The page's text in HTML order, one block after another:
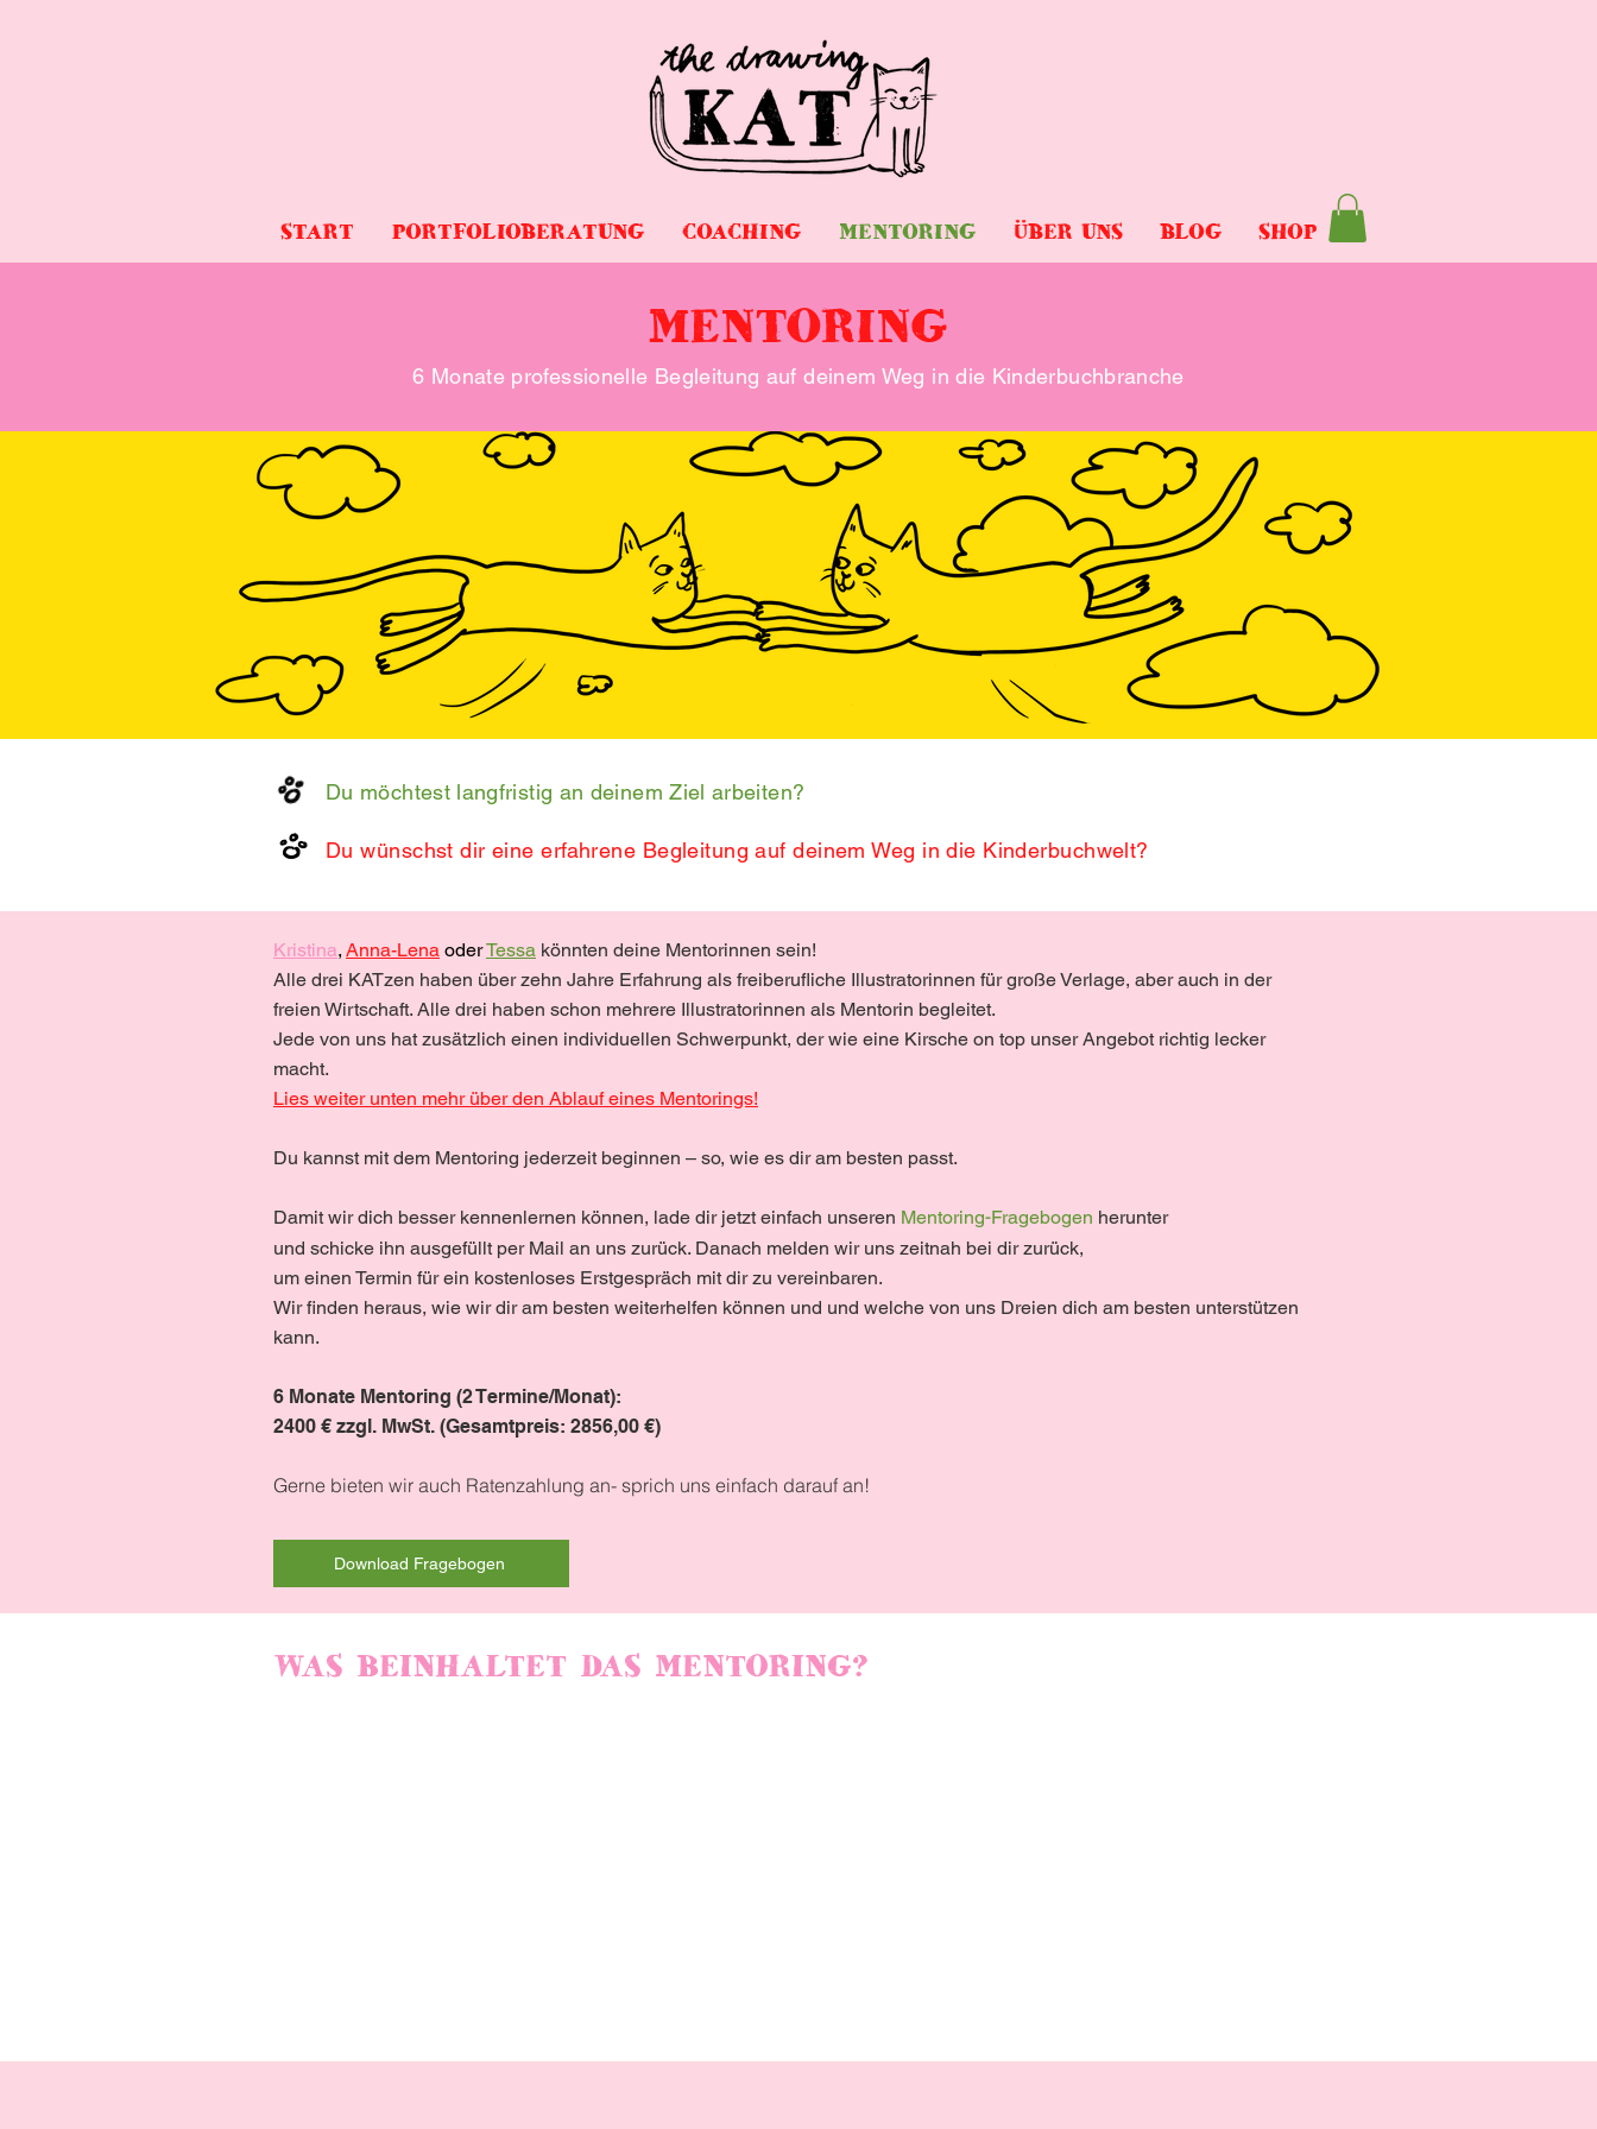
START PORTFOLIOBERATUNG COACHING MENTORING ÜBER UNS BLOG SHOP
MENTORING
6 Monate professionelle Begleitung auf deinem Weg in die Kinderbuchbranche
Du möchtest langfristig an deinem Ziel arbeiten?
Du wünschst dir eine erfahrene Begleitung auf deinem Weg in die Kinderbuchwelt?
Kristina, Anna-Lena oderTessa könnten deine Mentorinnen sein!
Alle drei KATzen haben über zehn Jahre Erfahrung als freiberufliche Illustratorinnen für große Verlage, aber auch in der
freien Wirtschaft. Alle drei haben schon mehrere Illustratorinnen als Mentorin begleitet.
Jede von uns hat zusätzlich einen individuellen Schwerpunkt, der wie eine Kirsche on top unser Angebot richtig lecker
macht.
Lies weiter unten mehr über den Ablauf eines Mentorings!
Du kannst mit dem Mentoring jederzeit beginnen – so, wie es dir am besten passt.
Damit wir dich besser kennenlernen können, lade dir jetzt einfach unseren Mentoring-Fragebogen herunter
und schicke ihn ausgefüllt per Mail an uns zurück. Danach melden wir uns zeitnah bei dir zurück,
um einen Termin für ein kostenloses Erstgespräch mit dir zu vereinbaren.
Wir finden heraus, wie wir dir am besten weiterhelfen können und und welche von uns Dreien dich am besten unterstützen
kann.
6 Monate Mentoring (2 Termine/Monat):
2400 € zzgl. MwSt. (Gesamtpreis: 2856,00 €)
Gerne bieten wir auch Ratenzahlung an- sprich uns einfach darauf an!
Download Fragebogen
WAS BEINHALTET DAS MENTORING?